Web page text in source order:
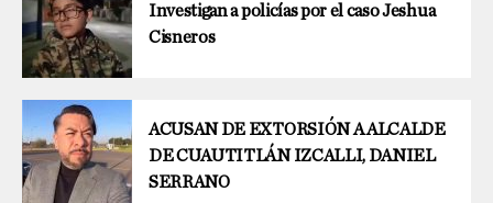
Investigan a policías por el caso Jeshua
Cisneros
ACUSAN DE EXTORSIÓN A ALCALDE
DE CUAUTITLÁN IZCALLI, DANIEL
SERRANO